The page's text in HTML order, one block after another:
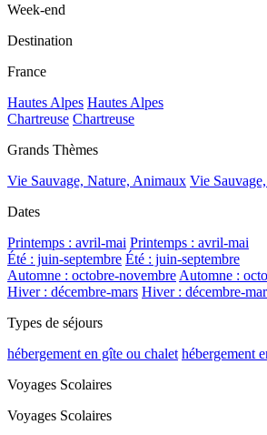
Week-end
Destination
France
Hautes Alpes Hautes Alpes
Chartreuse Chartreuse
Grands Thèmes
Vie Sauvage, Nature, Animaux Vie
Dates
Printemps : avril-mai Printemps : avril-mai
Été : juin-septembre Été : juin-septembre
Automne : octobre-novembre Automne :
Hiver : décembre-mars Hiver : décembre-
Types de séjours
hébergement en gîte ou chalet hébergement
Voyages Scolaires
Voyages Scolaires